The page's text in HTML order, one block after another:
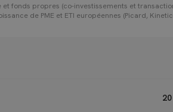
et fonds propres (co-investissements et
de PME et ETI européennes (Picard,